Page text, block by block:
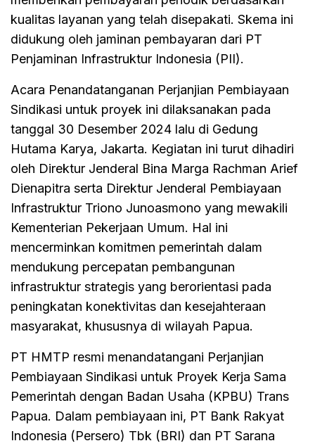
kualitas layanan yang telah disepakati. Skema ini
didukung oleh jaminan pembayaran dari PT
Penjaminan Infrastruktur Indonesia (PII).
Acara Penandatanganan Perjanjian Pembiayaan
Sindikasi untuk proyek ini dilaksanakan pada
tanggal 30 Desember 2024 lalu di Gedung
Hutama Karya, Jakarta. Kegiatan ini turut dihadiri
oleh Direktur Jenderal Bina Marga Rachman Arief
Dienapitra serta Direktur Jenderal Pembiayaan
Infrastruktur Triono Junoasmono yang mewakili
Kementerian Pekerjaan Umum. Hal ini
mencerminkan komitmen pemerintah dalam
mendukung percepatan pembangunan
infrastruktur strategis yang berorientasi pada
peningkatan konektivitas dan kesejahteraan
masyarakat, khususnya di wilayah Papua.
PT HMTP resmi menandatangani Perjanjian
Pembiayaan Sindikasi untuk Proyek Kerja Sama
Pemerintah dengan Badan Usaha (KPBU) Trans
Papua. Dalam pembiayaan ini, PT Bank Rakyat
Indonesia (Persero) Tbk (BRI) dan PT Sarana